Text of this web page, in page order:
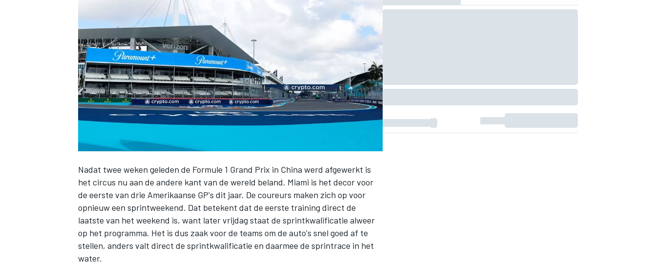
INDYCAR
WEC DTM
Nadat twee weken geleden de Formule 1 Grand Prix in China werd afgewerkt is
het circus nu aan de andere kant van de wereld beland. Miami is het decor voor
de eerste van drie Amerikaanse GP's dit jaar. De coureurs maken zich op voor
opnieuw een sprintweekend. Dat betekent dat de eerste training direct de
laatste van het weekend is, want later vrijdag staat de sprintkwalificatie alweer
op het programma. Het is dus zaak voor de teams om de auto's snel goed af te
stellen, anders valt direct de sprintkwalificatie en daarmee de sprintrace in het
water.